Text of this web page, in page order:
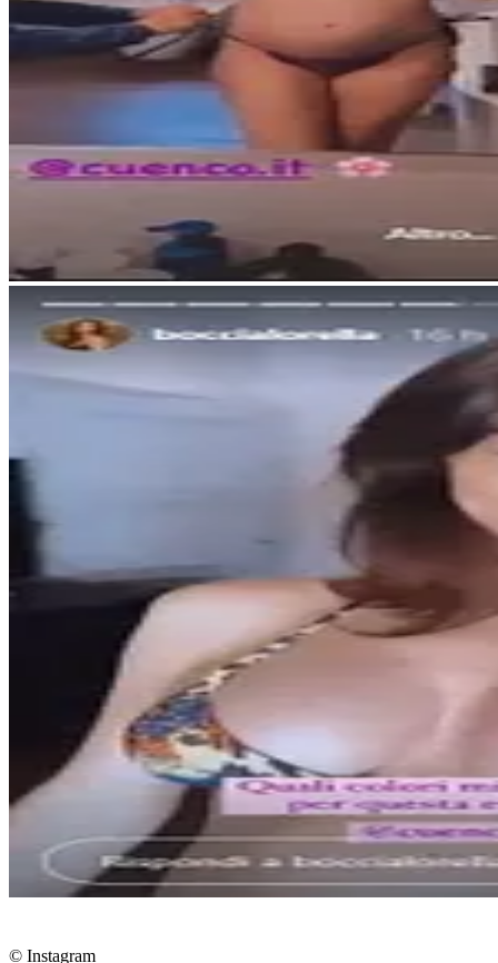
© Instagram